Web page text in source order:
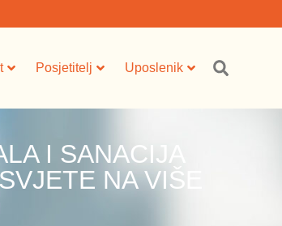
Posjetitelj Uposlenik
I SANACIJA
NA VIŠE